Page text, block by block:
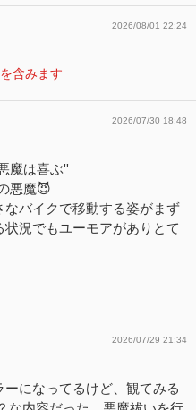
2026/08/01 22:24
含みます
2026/07/30 18:48
魔は喜ぶ''
悪魔😈
バイクで移動する姿がまず
況でもユーモアがありとて
2026/07/29 21:34
になってるけど、観てみる